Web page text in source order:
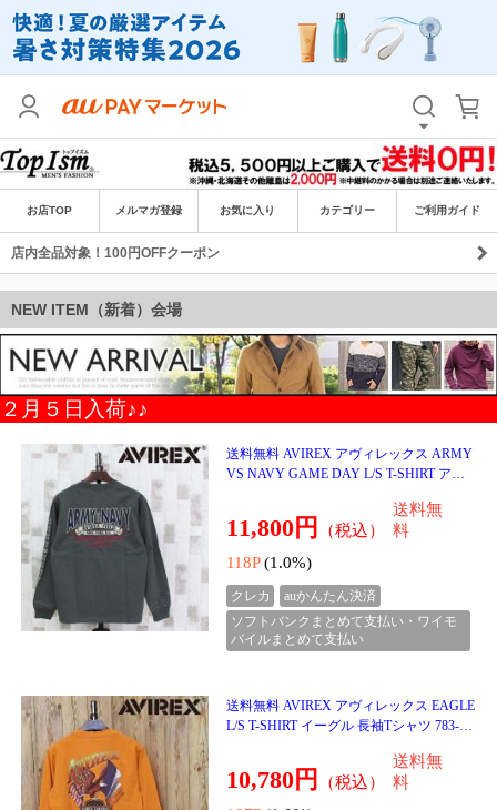
お店TOP メルマガ登録 お気に入り カテゴリー ご利用ガイド
店内全品対象！100円OFFクーポン
NEW ITEM（新着）会場
２月５日入荷♪♪
送料無料 AVIREX アヴィレックス ARMY
VS NAVY GAME DAY L/S T-SHIRT アー
ミーVSネイビー ゲームデイ 長袖Tシャツ
11,800円（税込） 料
118P
(1.0%)
クレカ
auかんたん決済
ソフトバンクまとめて支払い・ワイモ
バイルまとめて支払い
送料無料 AVIREX アヴィレックス EAGLE
L/S T-SHIRT イーグル 長袖Tシャツ 783-61
30003 トップス アビレックス メンズ ブラ
ンド
10,780円 （税込）
送料無
料
(1.0%)
ソフトバンクまとめて支払い・ワイモ
バイルまとめて支払い
送料無料 AVIREX アヴィレックス SOUV
ENIR L/S T-SHIRT DRAGON＆ CHERRY B
LOSSOMS スーベニア 長袖Tシャツ ドラ